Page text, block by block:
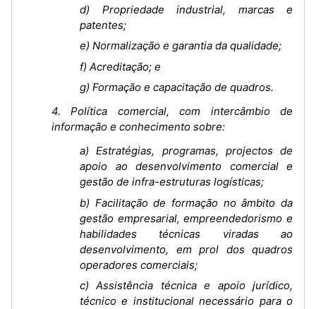
d) Propriedade industrial, marcas e
patentes;
e) Normalização e garantia da qualidade;
f) Acreditação; e
g) Formação e capacitação de quadros.
4. Política comercial, com intercâmbio de
informação e conhecimento sobre:
a) Estratégias, programas, projectos de
apoio ao desenvolvimento comercial e
gestão de infra-estruturas logísticas;
b) Facilitação de formação no âmbito da
gestão empresarial, empreendedorismo e
habilidades técnicas viradas ao
desenvolvimento, em prol dos quadros
operadores comerciais;
c) Assistência técnica e apoio jurídico,
técnico e institucional necessário para o